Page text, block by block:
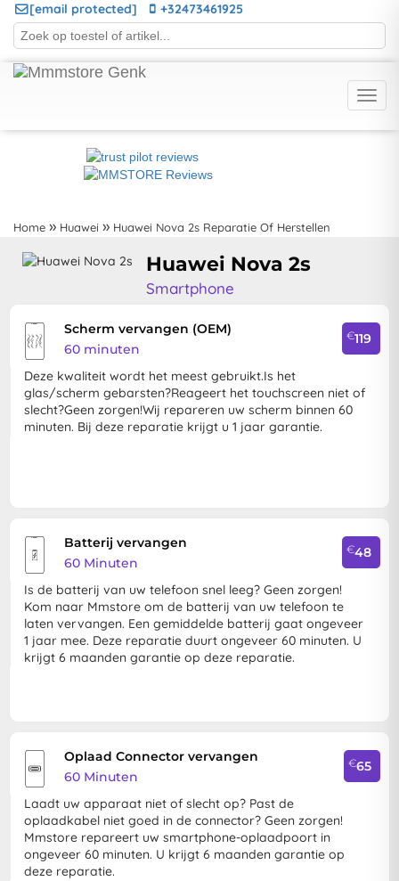
[email protected] +32473461925
Home Huawei Huawei Nova 2s Reparatie Of Herstellen
Huawei Nova 2s
Smartphone
Scherm vervangen (OEM)
60 minuten
€119
Deze kwaliteit wordt het meest gebruikt.Is het
glas/scherm gebarsten?Reageert het touchscreen niet of
slecht?Geen zorgen!Wij repareren uw scherm binnen 60
minuten. Bij deze reparatie krijgt u 1 jaar garantie.
Batterij vervangen
60 Minuten
€48
Is de batterij van uw telefoon snel leeg? Geen zorgen!
Kom naar Mmstore om de batterij van uw telefoon te
laten vervangen. Een gemiddelde batterij gaat ongeveer
1 jaar mee. Deze reparatie duurt ongeveer 60 minuten. U
krijgt 6 maanden garantie op deze reparatie.
Oplaad Connector vervangen
60 Minuten
€65
Laadt uw apparaat niet of slecht op? Past de
oplaadkabel niet goed in de connector? Geen zorgen!
Mmstore repareert uw smartphone-oplaadpoort in
ongeveer 60 minuten. U krijgt 6 maanden garantie op
deze reparatie.